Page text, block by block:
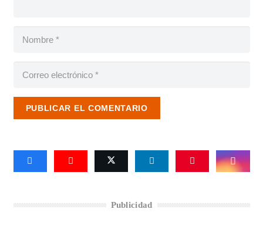
PUBLICAR EL COMENTARIO
Publicidad